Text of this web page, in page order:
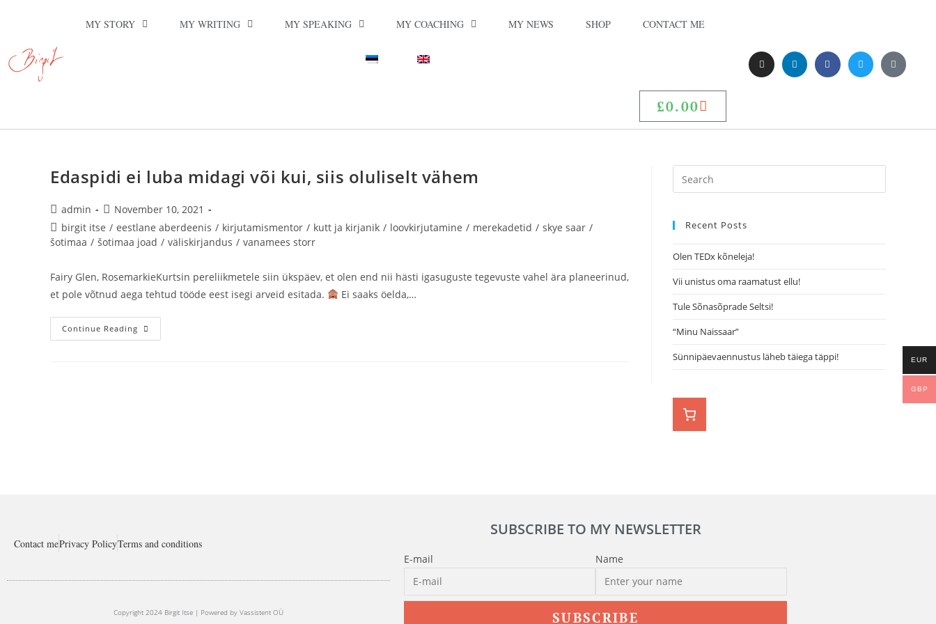
MY STORY MY WRITING MY SPEAKING MY COACHING MY NEWS SHOP CONTACT ME
£0.00
Edaspidi ei luba midagi või kui, siis oluliselt vähem
admin
November 10, 2021
birgit itse / eestlane aberdeenis / kirjutamismentor / kutt ja kirjanik / loovkirjutamine / merekadetid / skye saar /
šotimaa / šotimaa joad / väliskirjandus / vanamees storr
Fairy Glen, RosemarkieKurtsin pereliikmetele siin ükspäev, et olen end nii hästi igasuguste tegevuste vahel ära planeerinud,
et pole võtnud aega tehtud tööde eest isegi arveid esitada.
Ei saaks öelda,…
Continue Reading
Recent Posts
Olen TEDx kõneleja!
Vii unistus oma raamatust ellu!
Tule Sõnasõprade Seltsi!
“Minu Naissaar”
Sünnipäevaennustus läheb täiega täppi!
Contact mePrivacy PolicyTerms and conditions
Copyright 2024 Birgit Itse | Powered by Vassistent OÜ
SUBSCRIBE TO MY NEWSLETTER
E-mail Name
SUBSCRIBE
EUR
GBP